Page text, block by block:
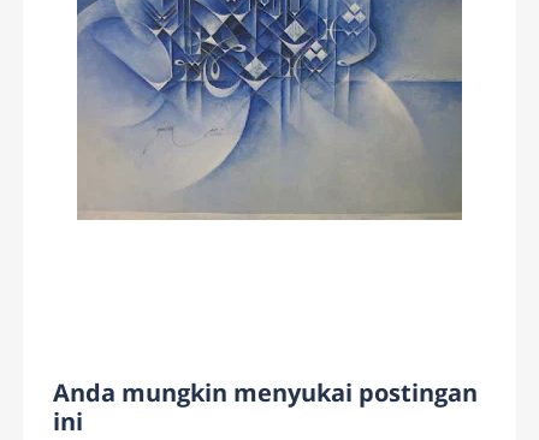
Anda mungkin menyukai postingan
ini